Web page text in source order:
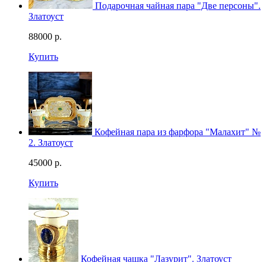
Подарочная чайная пара "Две персоны".
Златоуст
88000 р.
Купить
Кофейная пара из фарфора "Малахит" №
2. Златоуст
45000 р.
Купить
Кофейная чашка "Лазурит". Златоуст